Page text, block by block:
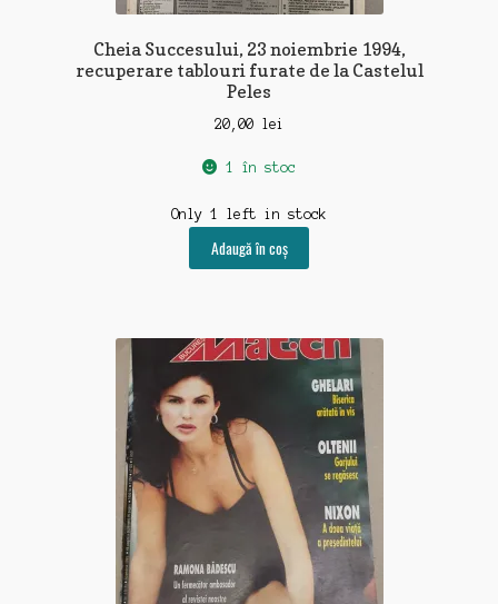
Cheia Succesului, 23 noiembrie 1994,
recuperare tablouri furate de la Castelul
Peles
20,00 lei
1 în stoc
Only 1 left in stock
Adaugă în coș